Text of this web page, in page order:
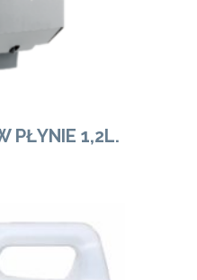
PŁYNIE 1,2L.